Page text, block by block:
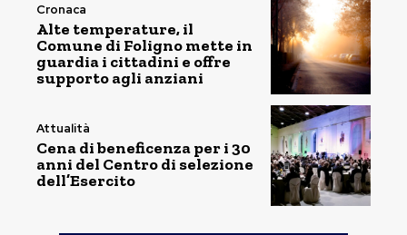
Cronaca
Alte temperature, il
Comune di Foligno mette in
guardia i cittadini e offre
supporto agli anziani
Attualità
Cena di beneficenza per i 30
anni del Centro di selezione
dell’Esercito